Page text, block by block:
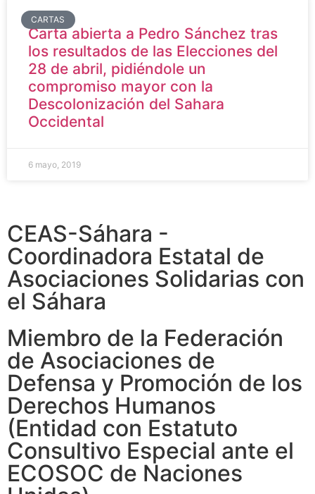
CARTAS
Carta abierta a Pedro Sánchez tras
los resultados de las Elecciones del
28 de abril, pidiéndole un
compromiso mayor con la
Descolonización del Sahara
Occidental
6 mayo, 2019
CEAS-Sáhara -
Coordinadora Estatal de
Asociaciones Solidarias con
el Sáhara
Miembro de la Federación
de Asociaciones de
Defensa y Promoción de los
Derechos Humanos
(Entidad con Estatuto
Consultivo Especial ante el
ECOSOC de Naciones